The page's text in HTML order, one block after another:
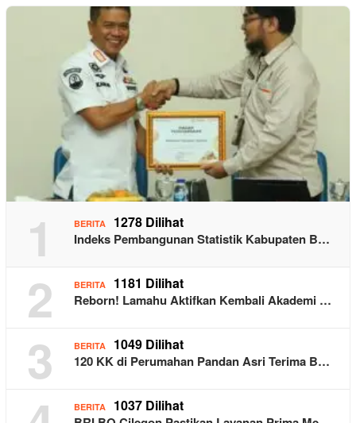
1 BERITA 1278 Dilihat
Indeks Pembangunan Statistik Kabupaten B…
2 BERITA 1181 Dilihat
Reborn! Lamahu Aktifkan Kembali Akademi …
3 BERITA 1049 Dilihat
120 KK di Perumahan Pandan Asri Terima B…
BERITA 1037 Dilihat